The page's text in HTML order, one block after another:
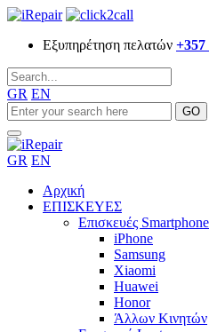
Εξυπηρέτηση πελατών +357
GR EN
GR EN
Αρχική
ΕΠΙΣΚΕΥΕΣ
Επισκευές Smartphone
iPhone
Samsung
Xiaomi
Huawei
Honor
Άλλων Κινητών